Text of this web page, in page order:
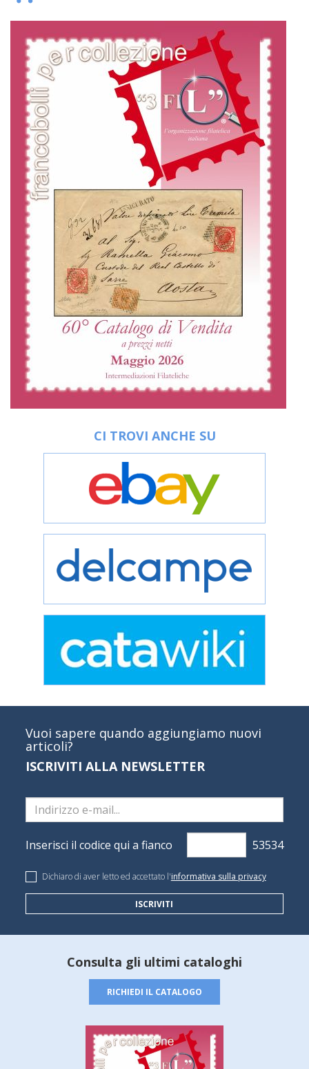
CI TROVI ANCHE SU
Vuoi sapere quando aggiungiamo nuovi
articoli?
ISCRIVITI ALLA NEWSLETTER
Inserisci il codice qui a fianco
Dichiaro di aver letto ed accettato l'informativa sulla privacy
ISCRIVITI
Consulta gli ultimi cataloghi
RICHIEDI IL CATALOGO